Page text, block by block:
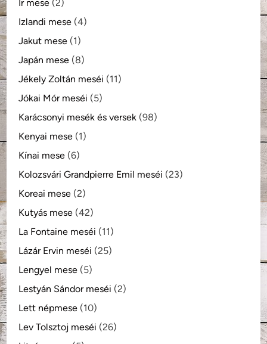
Ír mese (2)
Izlandi mese (4)
Jakut mese (1)
Japán mese (8)
Jékely Zoltán meséi (11)
Jókai Mór meséi (5)
Karácsonyi mesék és versek (98)
Kenyai mese (1)
Kínai mese (6)
Kolozsvári Grandpierre Emil meséi (23)
Koreai mese (2)
Kutyás mese (42)
La Fontaine meséi (11)
Lázár Ervin meséi (25)
Lengyel mese (5)
Lestyán Sándor meséi (2)
Lett népmese (10)
Lev Tolsztoj meséi (26)